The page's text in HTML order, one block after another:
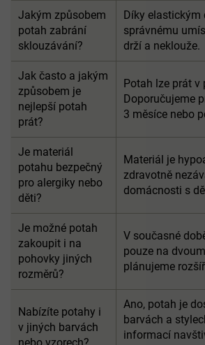
Jakým způsobem
potah zabrání
sklouzávání?
Díky elastickým
správnému
drží a neklouže.
Jak často a jakým
způsobem je
nejlepší potah
prát?
Potah lze prát v
Doporučujeme
3 měsíce nebo
Je materiál
potahu bezpečný
pro alergiky nebo
děti?
Materiál je
zdravotně
domácnosti s
Je možné potah
zakoupit i na
pohovky jiných
rozměrů?
V současné
pouze na
plánujeme
Nabízíte potahy i
v jiných barvách
Ano, potah je
barvách a
informací